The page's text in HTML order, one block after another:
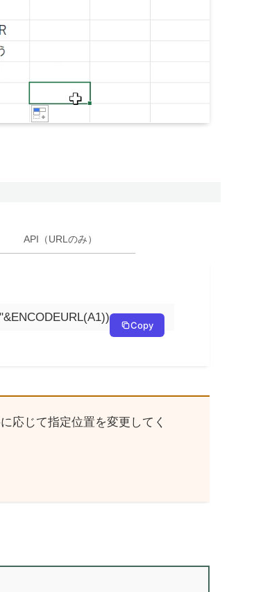
API（URLのみ）
Copy
応じて指定位置を変更してく